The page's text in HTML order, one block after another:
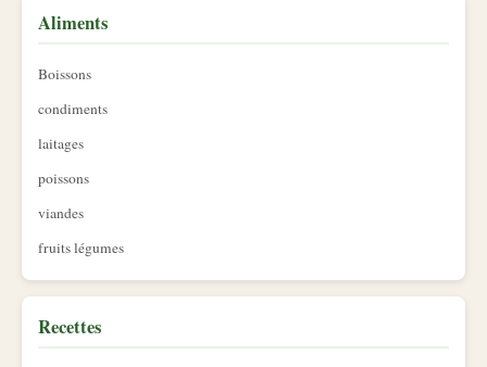
Aliments
Boissons
condiments
laitages
poissons
viandes
fruits légumes
Recettes